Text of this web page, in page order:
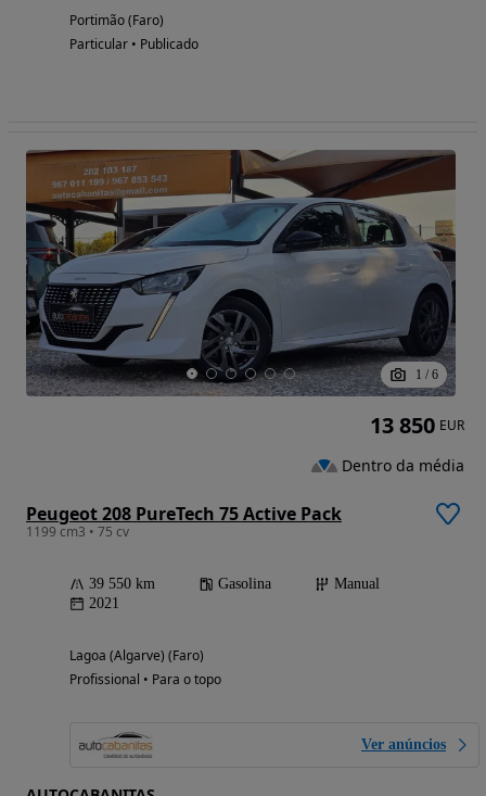
Portimão (Faro)
Particular • Publicado
1 / 6
Peugeot 208 PureTech 75 Active Pack
1199 cm3 • 75 cv
39 550 km Gasolina
Manual
2021
Lagoa (Algarve) (Faro)
Profissional • Para o topo
Ver anúncios
13 850 EUR
Dentro da média